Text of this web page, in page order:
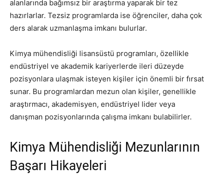
alanlarında bağımsız bir araştırma yaparak bir tez
hazırlarlar. Tezsiz programlarda ise öğrenciler, daha çok
ders alarak uzmanlaşma imkanı bulurlar.
Kimya mühendisliği lisansüstü programları, özellikle
endüstriyel ve akademik kariyerlerde ileri düzeyde
pozisyonlara ulaşmak isteyen kişiler için önemli bir fırsat
sunar. Bu programlardan mezun olan kişiler, genellikle
araştırmacı, akademisyen, endüstriyel lider veya
danışman pozisyonlarında çalışma imkanı bulabilirler.
Kimya Mühendisliği Mezunlarının
Başarı Hikayeleri